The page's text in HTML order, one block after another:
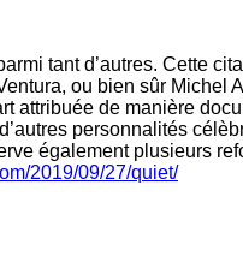
tant d’autres. Cette
ou bien sûr Michel
attribuée de manière
personnalités
également plusieurs
2019/09/27/quiet/